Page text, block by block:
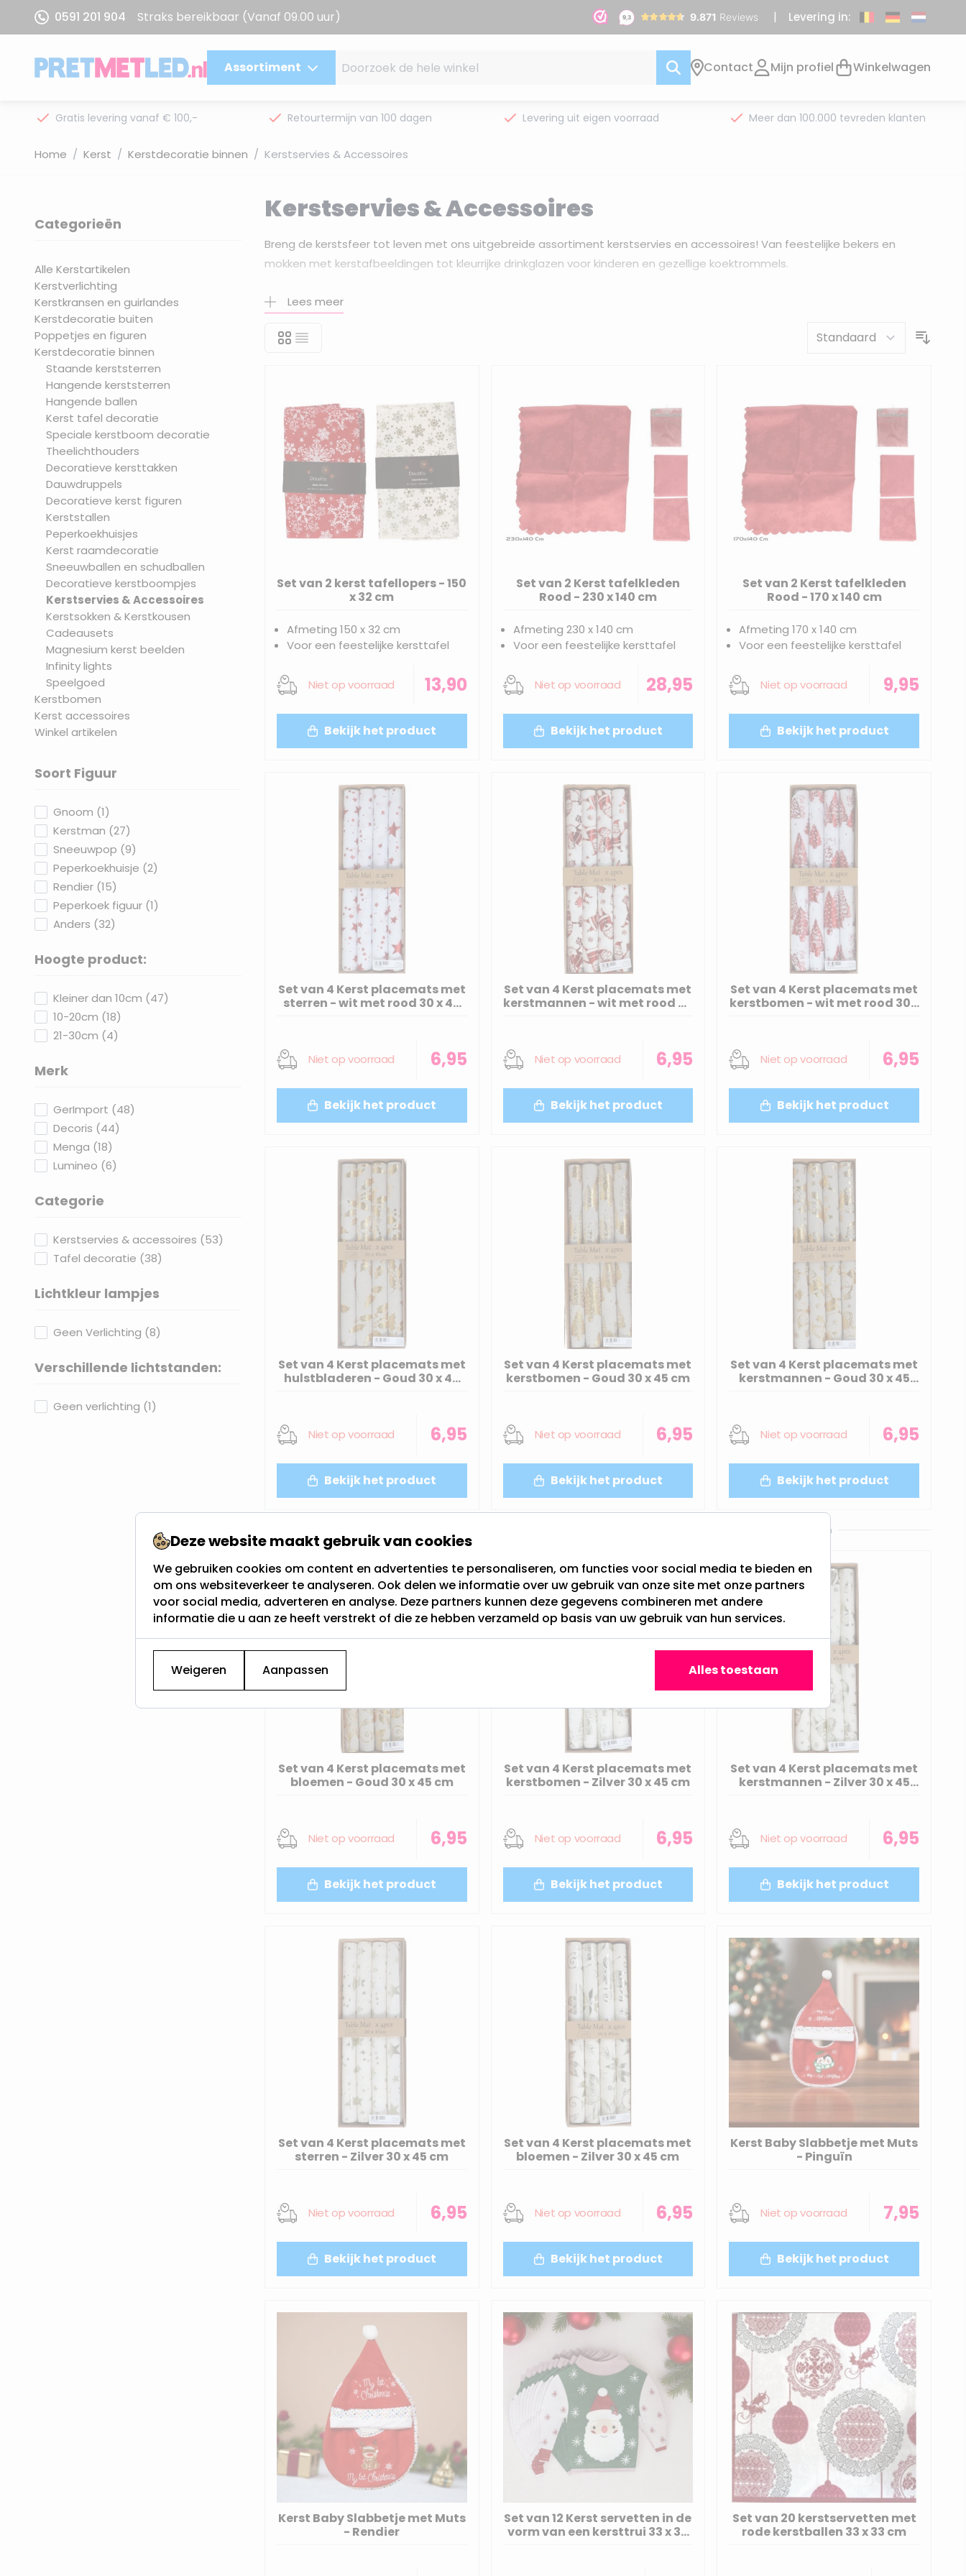
Ga naar de inhoud
0591 201 904 Straks bereikbaar (Vanaf 09.00 uur) Levering in:
Assortiment Contact Mijn profiel Winkelwagen
Gratis levering vanaf € 100,- Retourtermijn van 100 dagen Levering uit eigen voorraad Meer dan 100.000 tevreden klanten
Home / Kerst / Kerstdecoratie binnen / Kerstservies & Accessoires
Categorieën
Alle Kerstartikelen
Kerstverlichting
Kerstkransen en guirlandes
Kerstdecoratie buiten
Poppetjes en figuren
Kerstdecoratie binnen
Staande kerststerren
Hangende kerststerren
Hangende ballen
Kerst tafel decoratie
Speciale kerstboom decoratie
Theelichthouders
Decoratieve kersttakken
Dauwdruppels
Decoratieve kerst figuren
Kerststallen
Peperkoekhuisjes
Kerst raamdecoratie
Sneeuwballen en schudballen
Decoratieve kerstboompjes
Kerstservies & Accessoires
Kerstsokken & Kerstkousen
Cadeausets
Magnesium kerst beelden
Infinity lights
Speelgoed
Kerstbomen
Kerst accessoires
Winkel artikelen
Soort Figuur
Gnoom (1products available
)
Kerstman (27products available
)
Sneeuwpop (9products available
)
Peperkoekhuisje (2products available
)
Rendier (15products available
)
Peperkoek figuur (1products available
)
Anders (32products available
)
Hoogte product:
Kleiner dan 10cm (47products available
)
10-20cm (18products available
)
21-30cm (4products available
)
Merk
GerImport (48products available
)
Decoris (44products available
)
Menga (18products available
)
Lumineo (6products available
)
Categorie
Kerstservies & accessoires (53products available
)
Tafel decoratie (38products available
)
Lichtkleur lampjes
Geen Verlichting (8products available
)
Verschillende lichtstanden:
Geen verlichting (1products available
)
Kerstservies & Accessoires
Breng de kerstsfeer tot leven met ons uitgebreide assortiment kerstservies en accessoires! Van feestelijke bekers en
mokken met kerstafbeeldingen tot kleurrijke drinkglazen voor kinderen en gezellige koektrommels.
Deze items zijn perfect om je tafel op te vrolijken tijdens de feestdagen of om te genieten van een warme kop
chocolademelk in stijl. Of je nu een compleet kerstdiner organiseert of gewoon een beetje kerstvreugde in huis wilt brengen,
onze collectie zorgt voor een feestelijke en gezellige sfeer in elk huis!
Lees meer
Set van 2 kerst tafellopers - 150
x 32 cm
Afmeting 150 x 32 cm
Voor een feestelijke kersttafel
Niet op voorraad 13,90
Bekijk het product
Set van 2 Kerst tafelkleden
Rood - 230 x 140 cm
Afmeting 230 x 140 cm
Voor een feestelijke kersttafel
Niet op voorraad 28,95
Bekijk het product
Set van 2 Kerst tafelkleden
Rood - 170 x 140 cm
Afmeting 170 x 140 cm
Voor een feestelijke kersttafel
Niet op voorraad 9,95
Bekijk het product
Set van 4 Kerst placemats met
sterren - wit met rood 30 x 45
Niet op voorraad 6,95
Bekijk het product
Set van 4 Kerst placemats met
kerstmannen - wit met rood 30
Niet op voorraad 6,95
Bekijk het product
Set van 4 Kerst placemats met
kerstbomen - wit met rood 30 x
Niet op voorraad 6,95
Bekijk het product
Set van 4 Kerst placemats met
hulstbladeren - Goud 30 x 45
Niet op voorraad 6,95
Bekijk het product
Set van 4 Kerst placemats met
kerstbomen - Goud 30 x 45 cm
Niet op voorraad 6,95
Bekijk het product
Set van 4 Kerst placemats met
kerstmannen - Goud 30 x 45
Niet op voorraad 6,95
Bekijk het product
Klantenservice met verstand van zaken
Set van 4 Kerst placemats met
bloemen - Goud 30 x 45 cm
Niet op voorraad 6,95
Bekijk het product
Set van 4 Kerst placemats met
kerstbomen - Zilver 30 x 45 cm
Niet op voorraad 6,95
Bekijk het product
Set van 4 Kerst placemats met
kerstmannen - Zilver 30 x 45
Niet op voorraad 6,95
Bekijk het product
Set van 4 Kerst placemats met
sterren - Zilver 30 x 45 cm
Niet op voorraad 6,95
Bekijk het product
Set van 4 Kerst placemats met
bloemen - Zilver 30 x 45 cm
Niet op voorraad 6,95
Bekijk het product
Kerst Baby Slabbetje met Muts
- Pinguïn
Niet op voorraad 7,95
Bekijk het product
Kerst Baby Slabbetje met Muts
- Rendier
Set van 12 Kerst servetten in de
vorm van een kersttrui 33 x 33
Set van 20 kerstservetten met
rode kerstballen 33 x 33 cm
Deze website maakt gebruik van cookies
We gebruiken cookies om content en advertenties te personaliseren, om functies voor social media te bieden en
om ons websiteverkeer te analyseren. Ook delen we informatie over uw gebruik van onze site met onze partners
voor social media, adverteren en analyse. Deze partners kunnen deze gegevens combineren met andere
informatie die u aan ze heeft verstrekt of die ze hebben verzameld op basis van uw gebruik van hun services.
Weigeren Aanpassen Alles toestaan